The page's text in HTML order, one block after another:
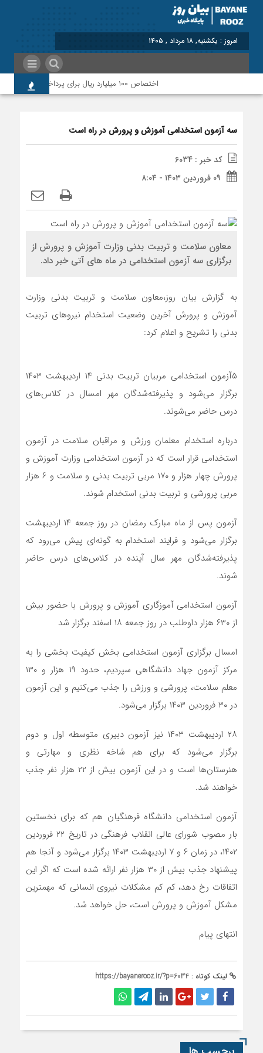
امروز : یکشنبه, ۱۸ مرداد , ۱۴۰۵
اختصاص ۱۰۰ میلیارد ریال برای پرداخت بدهی‌های دارویی و ارتقای حوزه سلامت پلدختر
سه آزمون استخدامی آموزش و پرورش در راه است
کد خبر : 6034
۰۹ فروردین ۱۴۰۳ - ۸:۰۴
معاون سلامت و تربیت بدنی وزارت آموزش و پرورش از
برگزاری سه آزمون استخدامی در ماه های آتی خبر داد.
به گزارش بیان روز،معاون سلامت و تربیت بدنی وزارت
آموزش و پرورش آخرین وضعیت استخدام نیروهای تربیت
بدنی را تشریح و اعلام کرد:
۵آزمون استخدامی مربیان تربیت بدنی ۱۴ اردیبهشت ۱۴۰۳
برگزار می‌شود و پذیرفته‌شدگان مهر امسال در کلاس‌های
درس حاضر می‌شوند.
درباره استخدام معلمان ورزش و مراقبان سلامت در آزمون
استخدامی قرار است که در آزمون استخدامی وزارت آموزش و
پرورش چهار هزار و ۱۷۰ مربی تربیت بدنی و سلامت و ۶ هزار
مربی پرورشی و تربیت بدنی استخدام شوند.
آزمون پس از ماه مبارک رمضان در روز جمعه ۱۴ اردیبهشت
برگزار می‌شود و فرایند استخدام به گونه‌ای پیش می‌رود که
پذیرفته‌شدگان مهر سال آینده در کلاس‌های درس حاضر
شوند.
آزمون استخدامی آموزگاری آموزش و پرورش با حضور بیش
از ۶۳۰ هزار داوطلب در روز جمعه ۱۸ اسفند برگزار شد
امسال برگزاری آزمون استخدامی بخش کیفیت بخشی را به
مرکز آزمون جهاد دانشگاهی سپردیم، حدود ۱۹ هزار و ۱۳۰
معلم سلامت، پرورشی و ورزش را جذب می‌کنیم و این آزمون
در ۳۰ فروردین ۱۴۰۳ برگزار می‌شود.
۲۸ اردیبهشت ۱۴۰۳ نیز آزمون دبیری متوسطه اول و دوم
برگزار می‌شود که برای هم شاخه نظری و مهارتی و
هنرستان‌ها است و در این آزمون بیش از ۲۲ هزار نفر جذب
خواهند شد.
آزمون استخدامی دانشگاه فرهنگیان هم که برای نخستین
بار مصوب شورای عالی انقلاب فرهنگی در تاریخ ۲۲ فروردین
۱۴۰۲، در زمان ۶ و ۷ اردیبهشت ۱۴۰۳ برگزار می‌شود و آنجا هم
پیشنهاد جذب بیش از ۳۰ هزار نفر ارائه شده است که اگر این
اتفاقات رخ دهد، کم کم مشکلات نیروی انسانی که مهمترین
مشکل آموزش و پرورش است، حل خواهد شد.
انتهای پیام
لینک کوتاه : https://bayanerooz.ir/?p=6034